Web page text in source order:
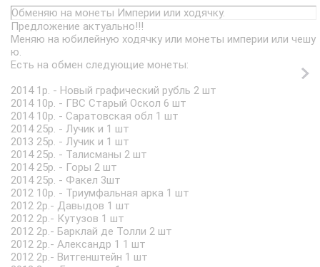
Обменяю на монеты Империи или ходячку.
Предложение актуально!!!
Меняю на юбилейную ходячку или монеты империи или чешу
ю.
Есть на обмен следующие монеты:
2014 1р. - Новый графический рубль 2 шт
2014 10р. - ГВС Старый Оскол 6 шт
2014 10р. - Саратовская обл 1 шт
2014 25р. - Лучик и 1 шт
2013 25р. - Лучик и 1 шт
2014 25р. - Талисманы 2 шт
2014 25р. - Горы 2 шт
2014 25р. - Факел 3шт
2012 10р. - Триумфальная арка 1 шт
2012 2р.- Давыдов 1 шт
2012 2р.- Кутузов 1 шт
2012 2р.- Барклай де Толли 2 шт
2012 2р.- Александр 1 1 шт
2012 2р.- Витгенштейн 1 шт